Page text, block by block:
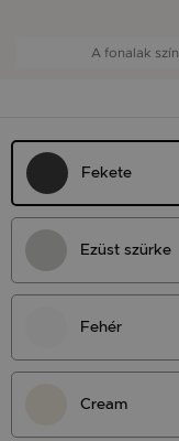
A fonalak
Fekete
Ezüst szürke
Fehér
Cream